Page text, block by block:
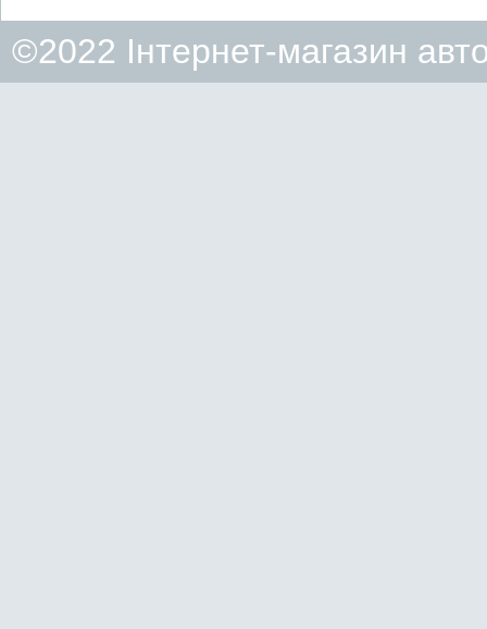
©2022 Інтернет-магазин